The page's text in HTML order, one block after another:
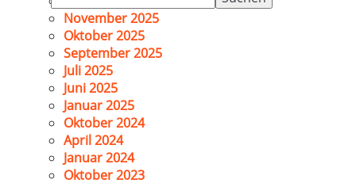
nach:
November 2025
Oktober 2025
September 2025
Juli 2025
Juni 2025
Januar 2025
Oktober 2024
April 2024
Januar 2024
Oktober 2023